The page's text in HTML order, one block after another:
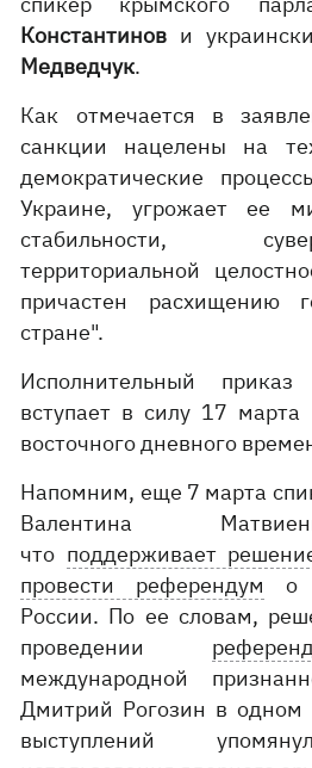
Константинов и
Медведчук.
Как отмечается в
санкции нацелены на
демократические
Украине, угрожает ее
стабильности,
территориальной
причастен расхищению
стране".
Исполнительный
вступает в силу 17
восточного дневного
Напомним, еще 7 марта
Валентина
что поддерживает
провести референдум о
России. По ее словам,
проведении
международной
Дмитрий Рогозин в одном
выступлений